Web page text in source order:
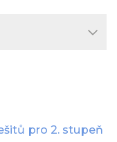
pro 2. stupeň